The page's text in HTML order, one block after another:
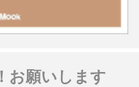
お願いします